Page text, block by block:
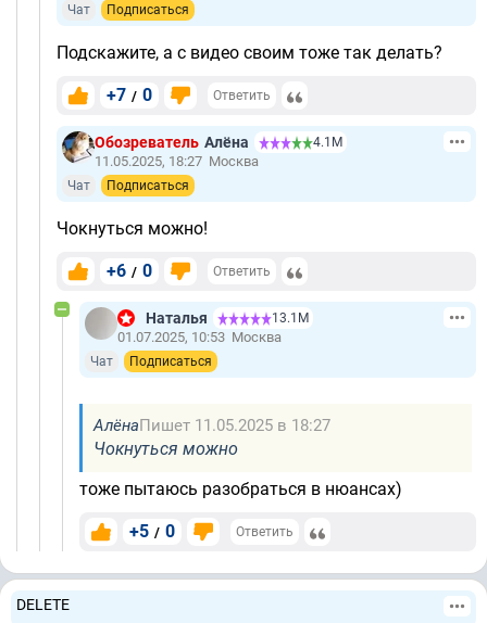
Чат Подписаться
Подскажите, а с видео своим тоже так делать?
+7 / 0 Ответить
Обозреватель Алёна 4.1М
11.05.2025, 18:27 Москва
Чат Подписаться
Чокнуться можно!
+6 / 0 Ответить
Наталья 13.1М
01.07.2025, 10:53 Москва
Чат Подписаться
АлёнаПишет 11.05.2025 в 18:27
Чокнуться можно
тоже пытаюсь разобраться в нюансах)
+5 / 0 Ответить
DELETE